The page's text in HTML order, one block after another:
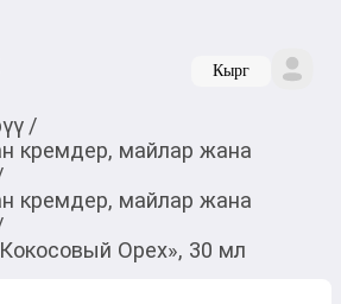
Кырг
/
кремдер, майлар жана
кремдер, майлар жана
Орех», 30 мл